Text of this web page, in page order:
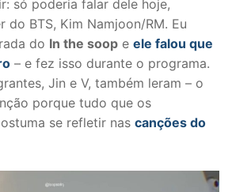
só poderia falar dele hoje,
do BTS, Kim Namjoon/RM. Eu
do In the soop e ele falou que
– e fez isso durante o programa.
Jin e V, também leram – o
porque tudo que os
se refletir nas canções do